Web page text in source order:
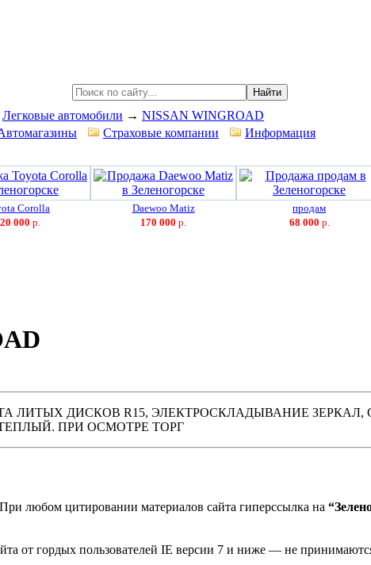
Найти
Легковые автомобили → NISSAN WINGROAD
Страховые компании
Информация
Corolla
000 р.
Daewoo Matiz
170 000 р.
продам
68 000 р.
ЛИТЫХ ДИСКОВ R15, ЭЛЕКТРОСКЛАДЫВАНИЕ
ПРИ ОСМОТРЕ ТОРГ
При любом цитировании материалов сайта гиперссылка на
от гордых пользователей IE версии 7 и ниже — не